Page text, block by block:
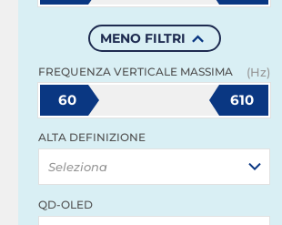
MENO FILTRI
FREQUENZA VERTICALE MASSIMA (Hz)
60 610
ALTA DEFINIZIONE
Seleziona
QD-OLED